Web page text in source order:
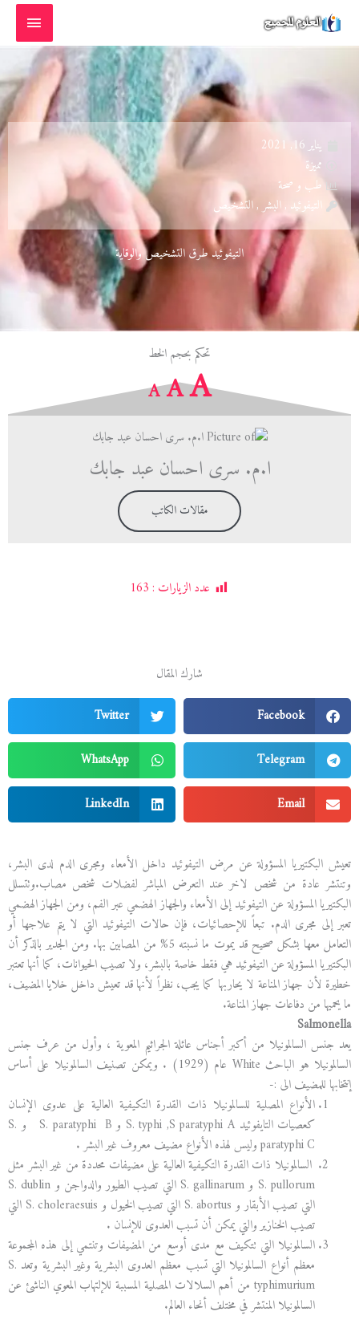
المحتوى
القائمة
الرئيسية
يناير 16, 2021
مميزة
طب و صحة
التيفوئيد , البشر , التشخيص
التيفوئيد طرق التشخيص والوقاية
تحكم بحجم الخط
A
Decrease
font
size.
A
Reset
font
size.
A
Increase
font
size.
ا.م. سرى احسان عبد جابك
مقالات الكاتب
عدد الزيارات : 163
شارك المقال
Facebook
Twitter
Telegram
WhatsApp
Email
LinkedIn
تعيش البكتيريا المسؤولة عن مرض التيفوئيد داخل الأمعاء ومجرى الدم لدى البشر،
وتنتشر عادة من شخص لاخر عند التعرض المباشر لفضلات شخص مصاب.وتتسلل
البكتيريا المسؤولة عن التيفوئيد إلى الأمعاء والجهاز الهضمي عبر الفم، ومن الجهاز الهضمي
تعبر إلى مجرى الدم. تبعاً للإحصائيات، فإن حالات التيفوئيد التي لا يتم علاجها أو
التعامل معها بشكل صحيح قد يموت ما نسبته 5% من المصابين بها. ومن الجدير بالذكر أن
البكتيريا المسؤولة عن التيفوئيد هي فقط خاصة بالبشر، ولا تصيب الحيوانات، كما أنها تعتبر
خطيرة لأن جهاز المناعة لا يحاربها كما يجب، نظراً لأنها قد تعيش داخل خلايا المضيف،
ما يحميها من دفاعات جهاز المناعة.
Salmonella
يعد جنس السالمونيلا من أكبر أجناس عائلة الجراثيم المعوية ، وأول من عرف جنس
السالمونيلا هو الباحث White عام (1929) . ويمكن تصنيف السالمونيلا على أساس
إنتخابها للمضيف الى :-
الأنواع المصلية للسالمونيلا ذات القدرة التكيفية العالية على عدوى الإنسان
كعصيات التايفوئيد S. typhi ,S paratyphi A و S. paratyphi B و S.
paratyphi C وليس لهذه الأنواع مضيف معروف غير البشر .
السالمونيلا ذات القدرة التكيفية العالية على مضيفات محددة من غير البشر مثل
S. pullorum و S. gallinarum التي تصيب الطيور والدواجن و S. dublin
التي تصيب الأبقار و S. abortus التي تصيب الخيول و S. choleraesuis التي
تصيب الخنازير والتي يمكن أن تسبب العدوى للإنسان .
السالمونيلا التي تتكيف مع مدى أوسع من المضيفات وتنتمي إلى هذه المجموعة
معظم أنواع السالمونيلا التي تسبب معظم العدوى البشرية وغير البشرية وتعد S.
typhimurium من أهم السلالات المصلية المسببة للإلتهاب المعوي الناشئ عن
السالمونيلا المنتشر في مختلف أنحاء العالم.